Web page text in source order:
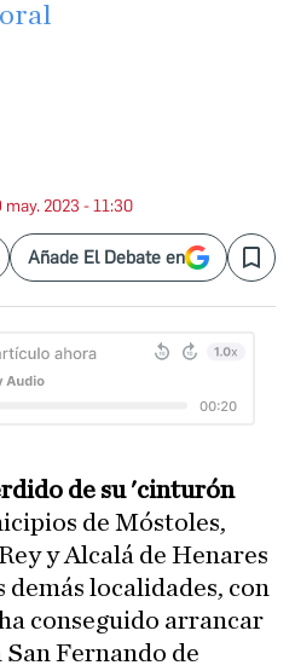
may. 2023 - 11:30
Añade El Debate en Save
de su 'cinturón
de Móstoles,
y Alcalá de Henares
localidades, con
conseguido arrancar
Fernando de